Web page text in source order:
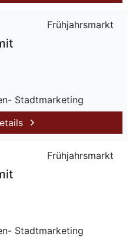
Frühjahrsmarkt
Stadtmarketing
Frühjahrsmarkt
Stadtmarketing